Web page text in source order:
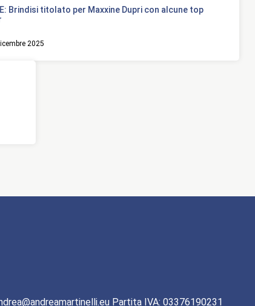
Brindisi titolato per Maxxine Dupri con alcune top
2025
Partita IVA: 03376190231